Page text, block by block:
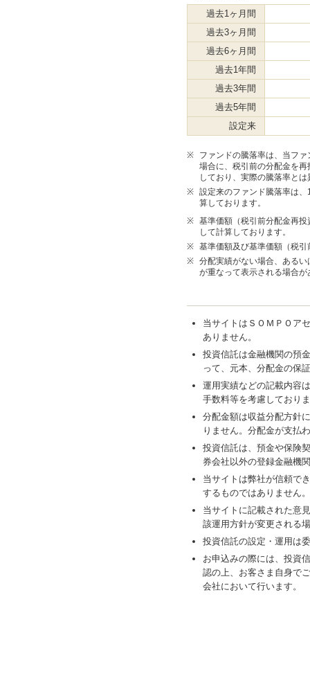
過去1ヶ月間
過去3ヶ月間
過去6ヶ月間
過去1年間
過去3年間
過去5年間
設定来
※
ファンドの騰落率は、当フ
場合に、税引前の分配金を
しており、実際の騰落率と
※ 設定来のファンド騰落率は
算しております。
※ 基準価額（税引前分配金再
して計算しております。
※ 基準価額及び基準価額（税
※ 分配実績がない場合、ある
が重なって表示される場合が
当サイトはＳＯＭＰＯア
ありません。
投資信託は金融機関の預
って、元本、分配金の保
運用実績などの記載内容
手数料等を考慮しており
分配金額は収益分配方針
りません。分配金が支払
投資信託は、預金や保険
券会社以外の登録金融機
当サイトは弊社が信頼で
するものではありません
当サイトに記載された意
該運用方針が変更される
投資信託の設定・運用は
お申込みの際には、投資
認の上、お客さま自身で
会社において行います。